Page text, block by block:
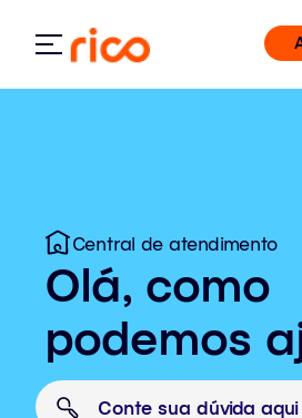
Central de atendimento
Olá, como
podemos